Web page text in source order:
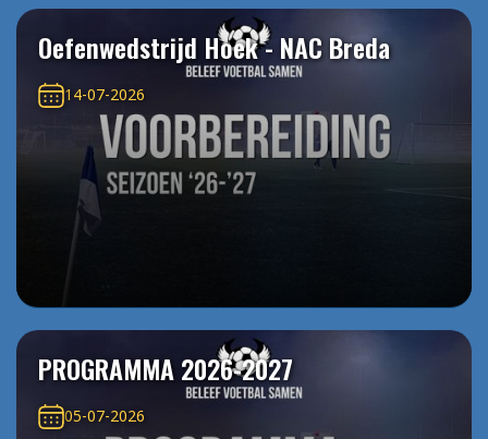
Oefenwedstrijd Hoek - NAC Breda
14-07-2026
PROGRAMMA 2026-2027
05-07-2026